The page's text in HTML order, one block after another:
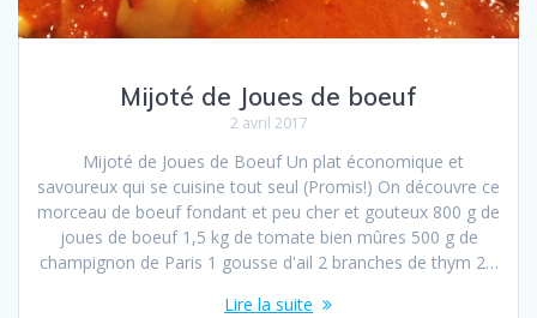
Mijoté de Joues de boeuf
2 avril 2017
Mijoté de Joues de Boeuf Un plat économique et
savoureux qui se cuisine tout seul (Promis!) On découvre ce
morceau de boeuf fondant et peu cher et gouteux 800 g de
joues de boeuf 1,5 kg de tomate bien mûres 500 g de
champignon de Paris 1 gousse d'ail 2 branches de thym 2…
Lire la suite